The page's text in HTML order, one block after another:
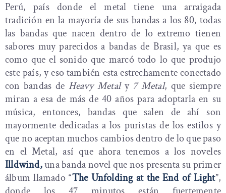
Perú, país donde el metal tiene una arraigada
tradición en la mayoría de sus bandas a los 80, todas
las bandas que nacen dentro de lo extremo tienen
sabores muy parecidos a bandas de Brasil, ya que es
como que el sonido que marcó todo lo que produjo
este país, y eso también esta estrechamente conectado
con bandas de Heavy Metaly 7 Metal, que siempre
miran a esa de más de 40 años para adoptarla en su
música, entonces, bandas que salen de ahí son
mayormente dedicadas a los puristas de los estilos y
que no aceptan muchos cambios dentro de lo que paso
en el Metal, así que ahora tenemos a los noveles
Illdwind,una banda novel que nos presenta su primer
álbum llamado “The Unfolding at the End of Light”,